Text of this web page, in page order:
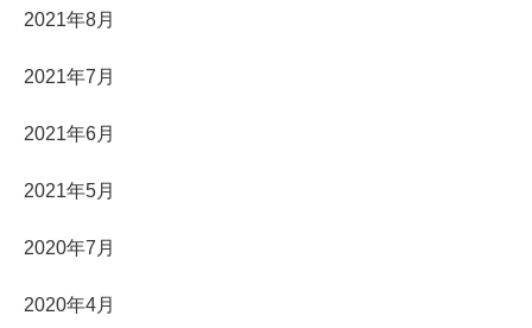
2021年8月
2021年7月
2021年6月
2021年5月
2020年7月
2020年4月